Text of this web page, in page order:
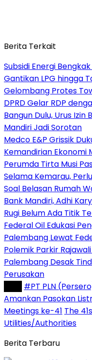
Berita Terkait
Subsidi Energi
Gantikan LPG hingga
Gelombang Protes
DPRD Gelar RDP
Bangun Dulu, Urus
Mandiri Jadi Sorotan
Medco E&P Grissik
Kemandirian Ekonomi
Perumda Tirta Musi
Selama Kemarau,
Soal Belasan Rumah
Bank Mandiri, Adhi
Rugi Belum Ada Titik
Federal Oil Edukasi
Palembang Lewat
Polemik Parkir
Palembang Desak
Perusakan
#PT PLN
Amankan Pasokan
Meetings ke-41 The
Utilities/Authorities
Berita Terbaru